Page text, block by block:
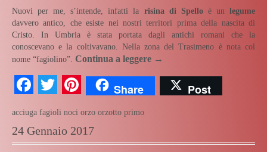
Nuovi per me, s’intende, infatti la risina di Spelloè unlegume
davvero antico, che esiste nei nostri territori prima della nascita di
Cristo. In Umbria è stata portata dagli antichi romani che la
conoscevano e la coltivavano. Nella zona del Trasimeno è nota col
nome “fagiolino”. Continua a leggere →
Facebook
TwitterPinterest
Share Post
acciuga fagioli noci orzo orzotto primo
24 Gennaio 2017